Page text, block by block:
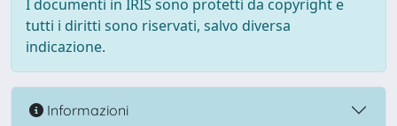
I documenti in IRIS sono protetti da copyright e
tutti i diritti sono riservati, salvo diversa
indicazione.
Informazioni